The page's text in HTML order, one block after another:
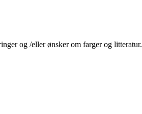
og /eller ønsker om farger og litteratur.